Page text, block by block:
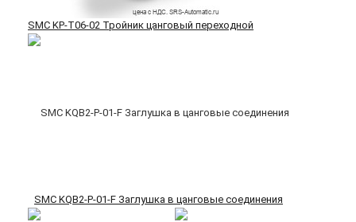
SMC KP-T06-02 Тройник цанговый переходной
SMC KQB2-P-01-F Заглушка в цанговые соединения